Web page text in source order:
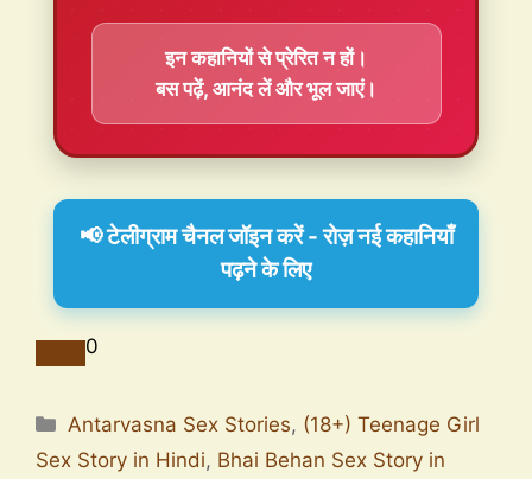
इन कहानियों से प्रेरित न हों।
बस पढ़ें, आनंद लें और भूल जाएं।
📢 टेलीग्राम चैनल जॉइन करें - रोज़ नई कहानियाँ
पढ़ने के लिए
0
Antarvasna Sex Stories, (18+) Teenage Girl
Sex Story in Hindi, Bhai Behan Sex Story in